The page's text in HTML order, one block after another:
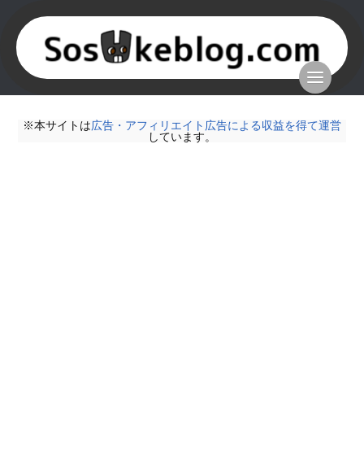
※本サイトは広告・アフィリエイト広告による収益を得て運営
しています。